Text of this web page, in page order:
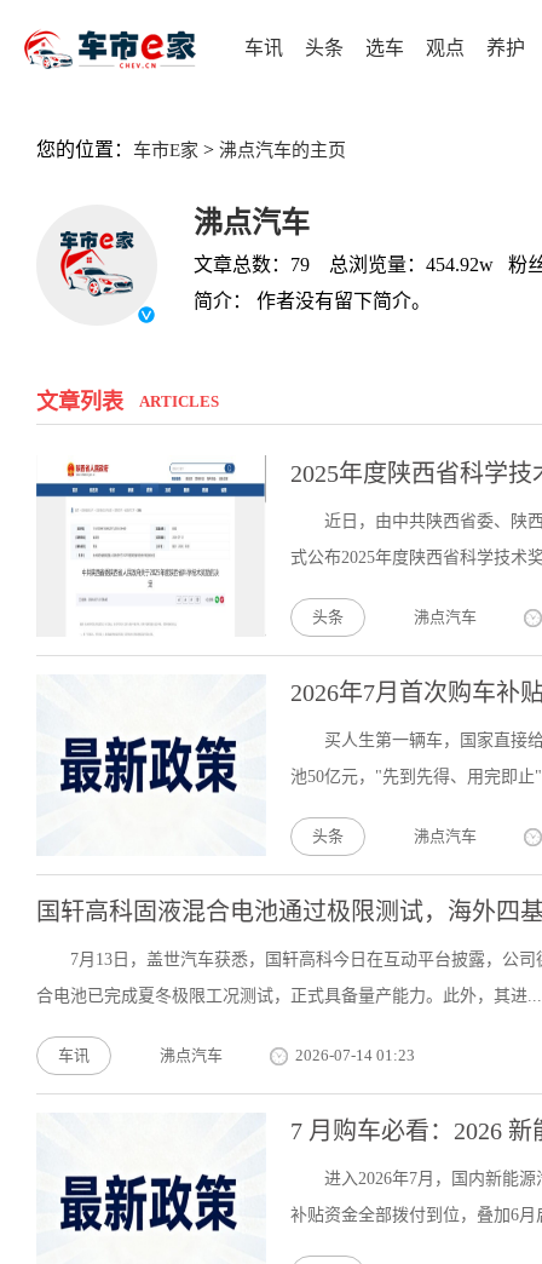
车讯 头条 选车 观点 养护
您的位置： 车市E家 > 沸点汽车的主页
沸点汽车
文章总数：79 总浏览量：454.92w 粉
简介： 作者没有留下简介。
文章列表 ARTICLES
2025年度陕西省科学
近日，由中共陕西省委、陕
式公布2025年度陕西省科学技术
头条 沸点汽车
2026年7月首次购车补
买人生第一辆车，国家直接
池50亿元，"先到先得、用完即
头条 沸点汽车
国轩高科固液混合电池通过极限测试，海外四
7月13日，盖世汽车获悉，国轩高科今日在互动平台披露，公
合电池已完成夏冬极限工况测试，正式具备量产能力。此外，其进...
车讯 沸点汽车 2026-07-14 01:23
7 月购车必看：2026
进入2026年7月，国内新能
补贴资金全部拨付到位，叠加6